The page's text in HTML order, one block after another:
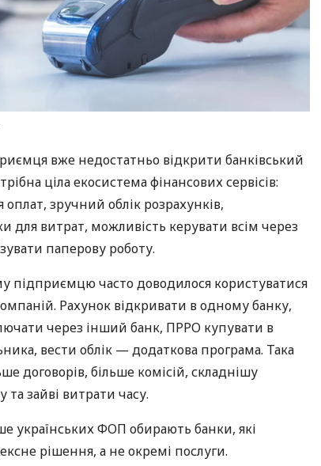
вже недостатньо відкрити банківський
ціла екосистема фінансових сервісів:
зручний облік розрахунків,
для витрат, можливість керувати всім через
паперову роботу.
підприємцю часто доводилося користуватися
Рахунок відкривати в одному банку,
через інший банк, ПРРО купувати в
вести облік — додаткова програма. Така
договорів, більше комісій, складнішу
зайві витрати часу.
українських ФОП обирають банки, які
рішення, а не окремі послуги.